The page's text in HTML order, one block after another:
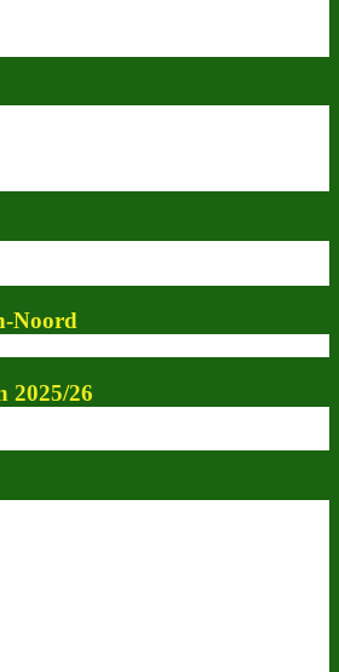
Noord
2025/26